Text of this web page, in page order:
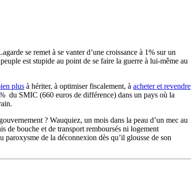
se remet à se vanter d’une croissance à 1% sur un
est stupide au point de se faire la guerre à lui-même au
plus à hériter, à optimiser fiscalement, à acheter et revendre
du SMIC (660 euros de différence) dans un pays où la
? Wauquiez, un mois dans la peau d’un mec au
de bouche et de transport remboursés ni logement
paroxysme de la déconnexion dès qu’il glousse de son